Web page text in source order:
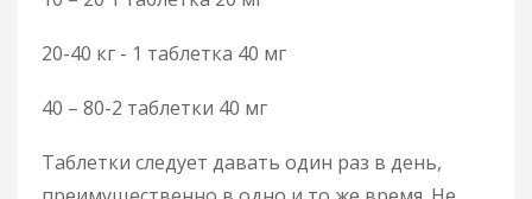
20-40 кг - 1 таблетка 40 мг
40 – 80-2 таблетки 40 мг
Таблетки следует давать один раз в день,